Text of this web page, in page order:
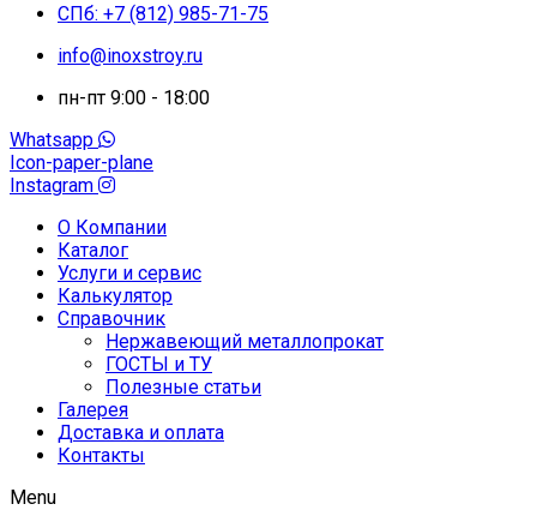
СПб: +7 (812) 985-71-75
info@inoxstroy.ru
пн-пт 9:00 - 18:00
Whatsapp
Icon-paper-plane
Instagram
О Компании
Каталог
Услуги и сервис
Калькулятор
Справочник
Нержавеющий металлопрокат
ГОСТЫ и ТУ
Полезные статьи
Галерея
Доставка и оплата
Контакты
Menu